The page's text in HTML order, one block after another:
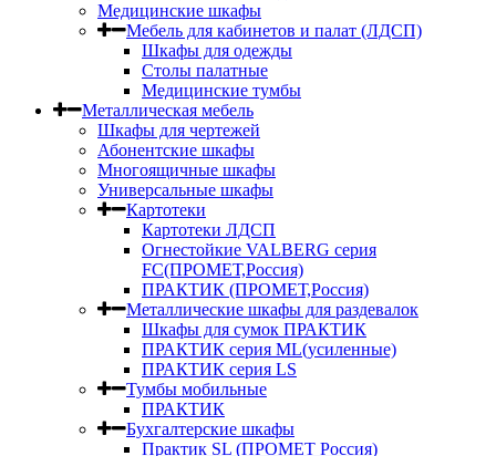
Медицинские шкафы
Мебель для кабинетов и палат (ЛДСП)
Шкафы для одежды
Столы палатные
Медицинские тумбы
Металлическая мебель
Шкафы для чертежей
Абонентские шкафы
Многоящичные шкафы
Универсальные шкафы
Картотеки
Картотеки ЛДСП
Огнестойкие VALBERG серия
FC(ПРОМЕТ,Россия)
ПРАКТИК (ПРОМЕТ,Россия)
Металлические шкафы для раздевалок
Шкафы для сумок ПРАКТИК
ПРАКТИК серия ML(усиленные)
ПРАКТИК серия LS
Тумбы мобильные
ПРАКТИК
Бухгалтерские шкафы
Практик SL (ПРОМЕТ Россия)